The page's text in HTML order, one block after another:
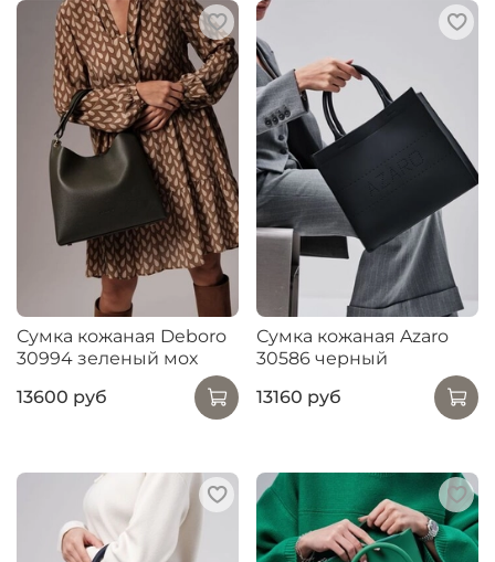
Сумка кожаная Deboro
30994 зеленый мох
13600 руб
Сумка кожаная Azaro
30586 черный
13160 руб